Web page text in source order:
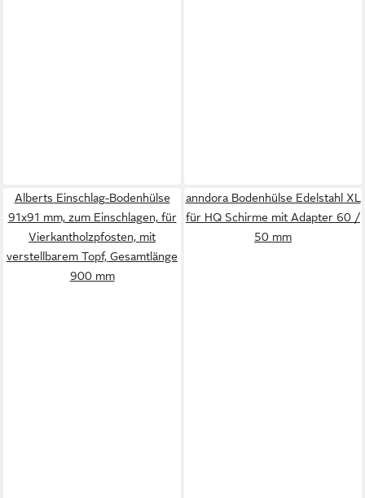
Alberts Einschlag-Bodenhülse
91x91 mm, zum Einschlagen, für
Vierkantholzpfosten, mit
verstellbarem Topf, Gesamtlänge
900 mm
anndora Bodenhülse Edelstahl XL
für HQ Schirme mit Adapter 60 /
50 mm